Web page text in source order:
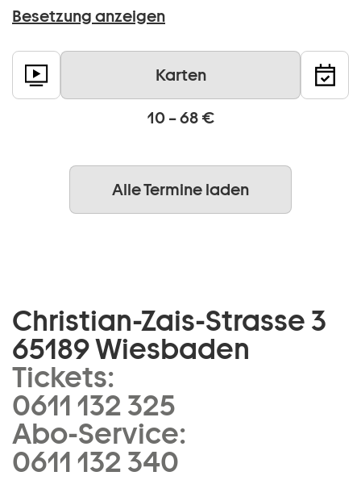
Besetzung anzeigen
Karten
10 – 68 €
Alle Termine laden
Christian-Zais-Strasse 3
65189 Wiesbaden
Tickets:
0611 132 325
Abo-Service:
0611 132 340